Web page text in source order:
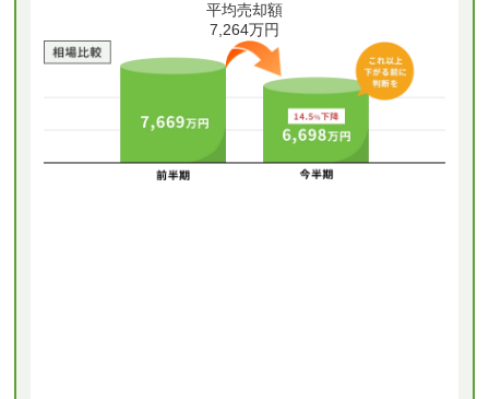
平均売却額
7,264万円